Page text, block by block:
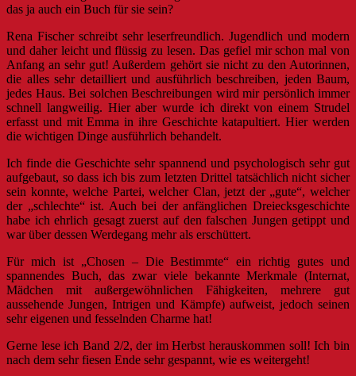
das ja auch ein Buch für sie sein?
Rena Fischer schreibt sehr leserfreundlich. Jugendlich und modern
und daher leicht und flüssig zu lesen. Das gefiel mir schon mal von
Anfang an sehr gut! Außerdem gehört sie nicht zu den Autorinnen,
die alles sehr detailliert und ausführlich beschreiben, jeden Baum,
jedes Haus. Bei solchen Beschreibungen wird mir persönlich immer
schnell langweilig. Hier aber wurde ich direkt von einem Strudel
erfasst und mit Emma in ihre Geschichte katapultiert. Hier werden
die wichtigen Dinge ausführlich behandelt.
Ich finde die Geschichte sehr spannend und psychologisch sehr gut
aufgebaut, so dass ich bis zum letzten Drittel tatsächlich nicht sicher
sein konnte, welche Partei, welcher Clan, jetzt der „gute“, welcher
der „schlechte“ ist. Auch bei der anfänglichen Dreiecksgeschichte
habe ich ehrlich gesagt zuerst auf den falschen Jungen getippt und
war über dessen Werdegang mehr als erschüttert.
Für mich ist „Chosen – Die Bestimmte“ ein richtig gutes und
spannendes Buch, das zwar viele bekannte Merkmale (Internat,
Mädchen mit außergewöhnlichen Fähigkeiten, mehrere gut
aussehende Jungen, Intrigen und Kämpfe) aufweist, jedoch seinen
sehr eigenen und fesselnden Charme hat!
Gerne lese ich Band 2/2, der im Herbst herauskommen soll! Ich bin
nach dem sehr fiesen Ende sehr gespannt, wie es weitergeht!